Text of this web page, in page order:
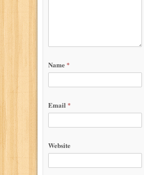
Name *
Email *
Website